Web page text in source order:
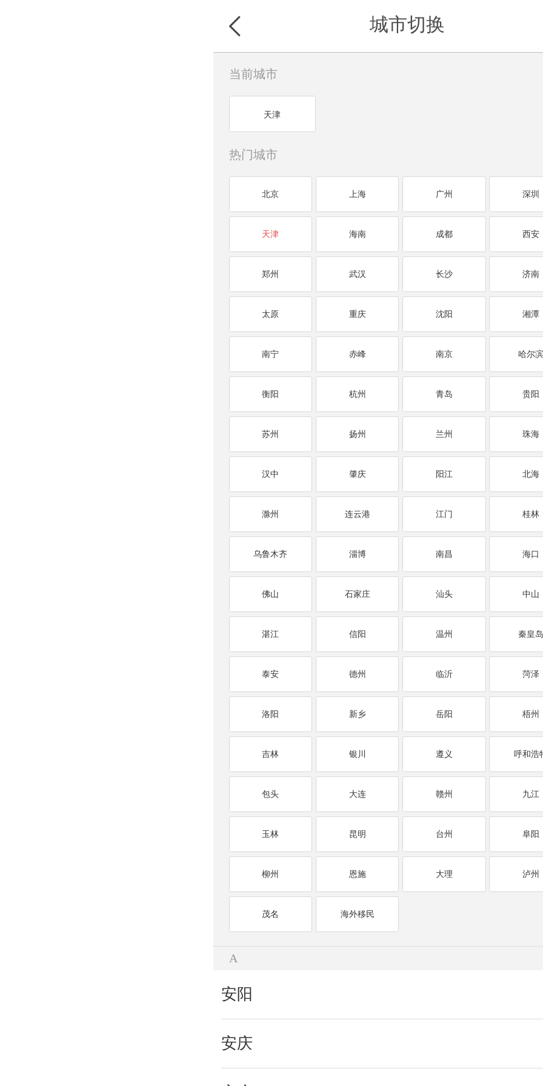
城市切换
当前城市
天津
热门城市
北京 上海 广州 深圳
天津 海南 成都 西安
郑州 武汉 长沙 济南
太原 重庆 沈阳 湘潭
南宁 赤峰 南京 哈尔
衡阳 杭州 青岛 贵阳
苏州 扬州 兰州 珠海
汉中 肇庆 阳江 北海
滁州 连云港 江门 桂林
乌鲁木齐 淄博 南昌 海口
佛山 石家庄 汕头 中山
湛江 信阳 温州 秦皇
泰安 德州 临沂 菏泽
洛阳 新乡 岳阳 梧州
吉林 银川 遵义 呼和浩
包头 大连 赣州 九江
玉林 昆明 台州 阜阳
柳州 恩施 大理 泸州
茂名 海外移民
A
安阳
安庆